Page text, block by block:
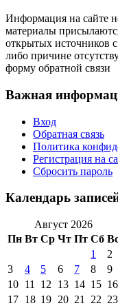
Информация на сайте
материалы
открытых источников
либо причине
форму обратной связи
Важная
Вход
Обратная связь
Политика
Регистрация на
Сбросить пароль
Календарь
Август 2026
Пн Вт Ср Чт Пт Сб
1
2
3
4 5 6 7 8
9
10 11 12 13 14 15 16
17 18 19 20 21 22 23